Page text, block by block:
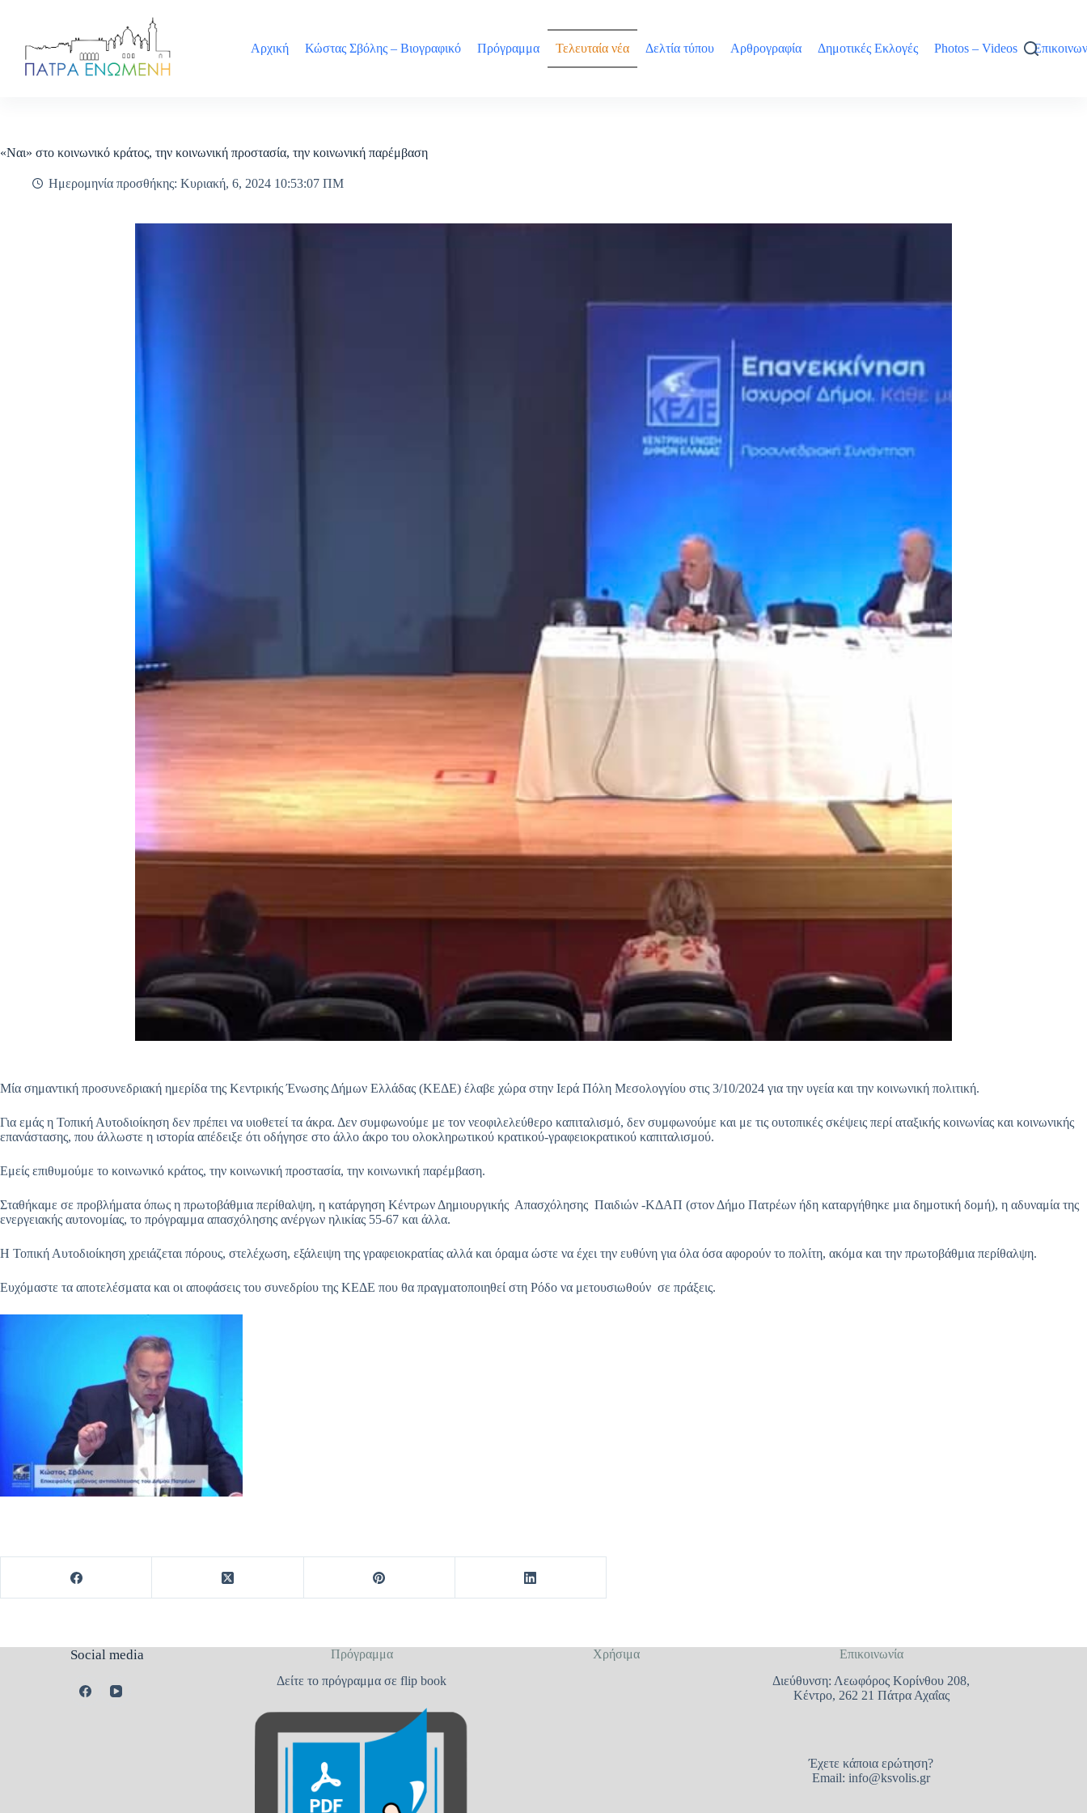
Αρχική
Κώστας Σβόλης – Βιογραφικό Πρόγραμμα Τελευταία νέα Δελτία τύπου Αρθρογραφία Δημοτικές Εκλογές Photos – Videos
«Ναι» στο κοινωνικό κράτος, την κοινωνική προστασία, την κοινωνική παρέμβαση
Ημερομηνία προσθήκης: Κυριακή, 6, 2024 10:53:07 ΠΜ
Μία σημαντική προσυνεδριακή ημερίδα της Κεντρικής Ένωσης Δήμων Ελλάδας (ΚΕΔΕ) έλαβε χώρα στην Ιερά Πόλη Μεσολογγίου στις 3/10/2024 για την υγεία και την κοινωνική πολιτική.
Για εμάς η Τοπική Αυτοδιοίκηση δεν πρέπει να υιοθετεί τα άκρα. Δεν συμφωνούμε με τον νεοφιλελεύθερο καπιταλισμό, δεν συμφωνούμε και με τις ουτοπικές σκέψεις περί αταξικής κοινωνίας και κοινωνικής
επανάστασης, που άλλωστε η ιστορία απέδειξε ότι οδήγησε στο άλλο άκρο του ολοκληρωτικού κρατικού-γραφειοκρατικού καπιταλισμού.
Εμείς επιθυμούμε το κοινωνικό κράτος, την κοινωνική προστασία, την κοινωνική παρέμβαση.
Σταθήκαμε σε προβλήματα όπως η πρωτοβάθμια περίθαλψη, η κατάργηση Κέντρων Δημιουργικής Απασχόλησης Παιδιών -ΚΔΑΠ (στον Δήμο Πατρέων ήδη καταργήθηκε μια δημοτική δομή), η αδυναμία της
ενεργειακής αυτονομίας, το πρόγραμμα απασχόλησης ανέργων ηλικίας 55-67 και άλλα.
Η Τοπική Αυτοδιοίκηση χρειάζεται πόρους, στελέχωση, εξάλειψη της γραφειοκρατίας αλλά και όραμα ώστε να έχει την ευθύνη για όλα όσα αφορούν το πολίτη, ακόμα και την πρωτοβάθμια περίθαλψη.
Ευχόμαστε τα αποτελέσματα και οι αποφάσεις του συνεδρίου της ΚΕΔΕ που θα πραγματοποιηθεί στη Ρόδο να μετουσιωθούν σε πράξεις.
Social media
Πρόγραμμα
Δείτε το πρόγραμμα σε flip book
Χρήσιμα
Επικοινωνία
Διεύθυνση: Λεωφόρος Κορίνθου 208,
Κέντρο, 262 21 Πάτρα Αχαΐας
Έχετε κάποια ερώτηση?
Email:info@ksvolis.gr